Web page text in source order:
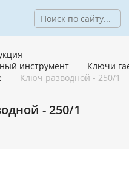
инструмент
Ключи
Ключ разводной - 250/1
- 250/1